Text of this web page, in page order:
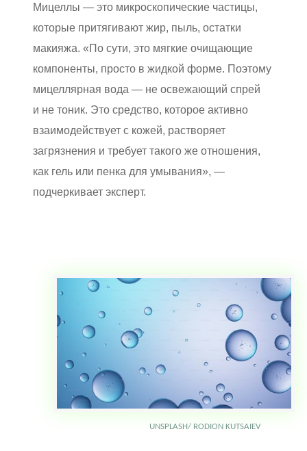
Мицеллы — это микроскопические частицы,
которые притягивают жир, пыль, остатки
макияжа. «По сути, это мягкие очищающие
компоненты, просто в жидкой форме. Поэтому
мицеллярная вода — не освежающий спрей
и не тоник. Это средство, которое активно
взаимодействует с кожей, растворяет
загрязнения и требует такого же отношения,
как гель или пенка для умывания», —
подчеркивает эксперт.
UNSPLASH/ RODION KUTSAIEV